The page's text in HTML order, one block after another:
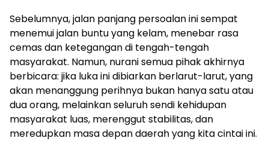
Sebelumnya, jalan panjang persoalan ini sempat
menemui jalan buntu yang kelam, menebar rasa
cemas dan ketegangan di tengah-tengah
masyarakat. Namun, nurani semua pihak akhirnya
berbicara: jika luka ini dibiarkan berlarut-larut, yang
akan menanggung perihnya bukan hanya satu atau
dua orang, melainkan seluruh sendi kehidupan
masyarakat luas, merenggut stabilitas, dan
meredupkan masa depan daerah yang kita cintai ini.